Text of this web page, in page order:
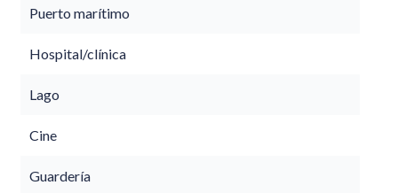
Puerto marítimo
Hospital/clínica
Lago
Cine
Guardería